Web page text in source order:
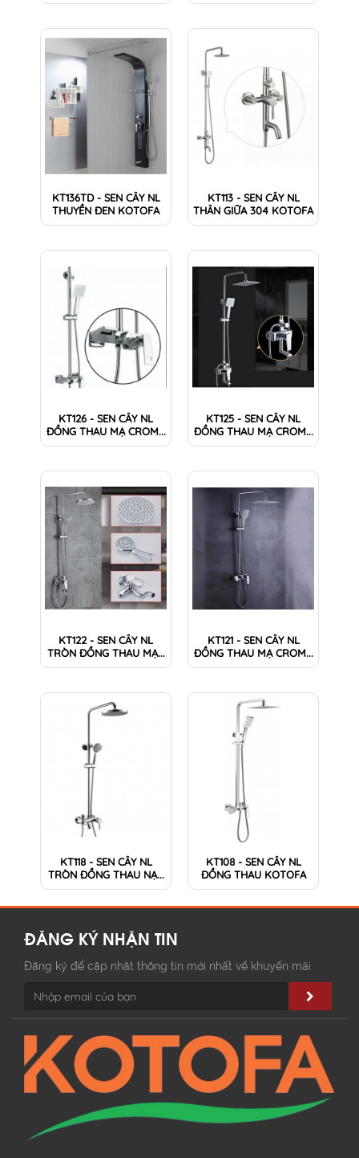
KT136TD - SEN CÂY NL
THUYỀN ĐEN KOTOFA
KT113 - SEN CÂY NL
THÂN GIỮA 304 KOTOFA
KT126 - SEN CÂY NL
ĐỒNG THAU MẠ CROM...
KT125 - SEN CÂY NL
ĐỒNG THAU MẠ CROM...
KT122 - SEN CÂY NL
TRÒN ĐỒNG THAU MẠ...
KT121 - SEN CÂY NL
ĐỒNG THAU MẠ CROM...
KT118 - SEN CÂY NL
TRÒN ĐỒNG THAU NẠ...
KT108 - SEN CÂY NL
ĐỒNG THAU KOTOFA
ĐĂNG KÝ NHẬN TIN
Đăng ký để cập nhật thông tin mới nhất về khuyến mãi